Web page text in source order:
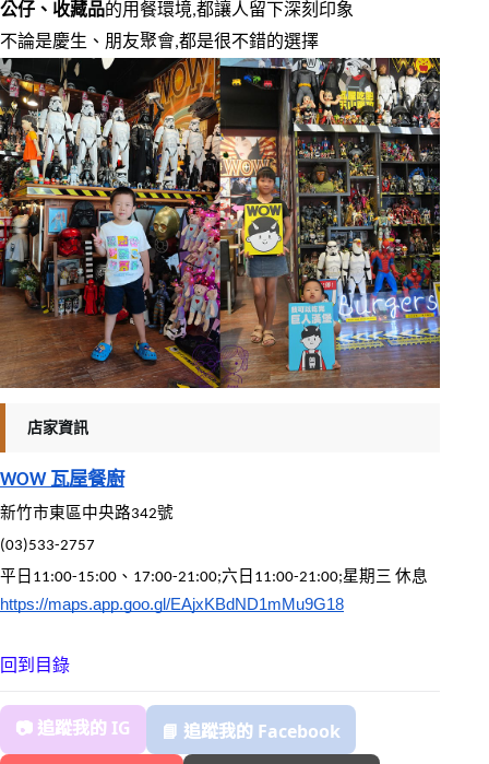
公仔、收藏品的用餐環境,都讓人留下深刻印象
不論是慶生、朋友聚會,都是很不錯的選擇
店家資訊
WOW 瓦屋餐廚
新竹市東區中央路342號
(03)533-2757
平日11:00-15:00、17:00-21:00;六日11:00-21:00;星期三 休息
https://maps.app.goo.gl/EAjxKBdND1mMu9G18
回到目錄
📷 追蹤我的 IG
📘 追蹤我的 Facebook